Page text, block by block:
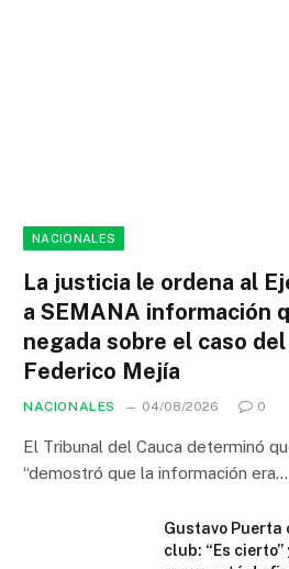
NACIONALES
La justicia le ordena al
a SEMANA información
negada sobre el caso
Federico Mejía
NACIONALES 04/08/2026 0
El Tribunal del Cauca determinó
“demostró que la información era…
Gustavo Puerta
club: “Es